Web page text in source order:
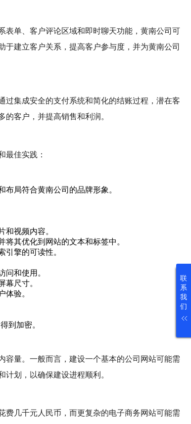
联
系
我
们
表单、客户评论区域和即时聊天功能，黄南公司可
建立客户关系，提高客户参与度，并为黄南公司
过集成安全的支付系统和简化的结账过程，潜在客
客户，并提高销售和利润。
最佳实践：
局符合黄南公司的品牌形象。
和视频内容。
其优化到网站的文本和标签中。
引擎的可读性。
问和使用。
幕尺寸。
体验。
到加密。
容量。一般而言，建设一个基本的公司网站可能需
划，以确保建设进程顺利。
费几千元人民币，而更复杂的电子商务网站可能需